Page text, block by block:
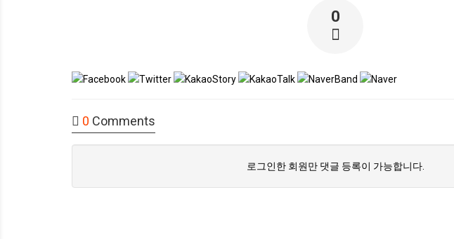
0
0 Comments
로그인한 회원만 댓글 등록이 가능합니다.